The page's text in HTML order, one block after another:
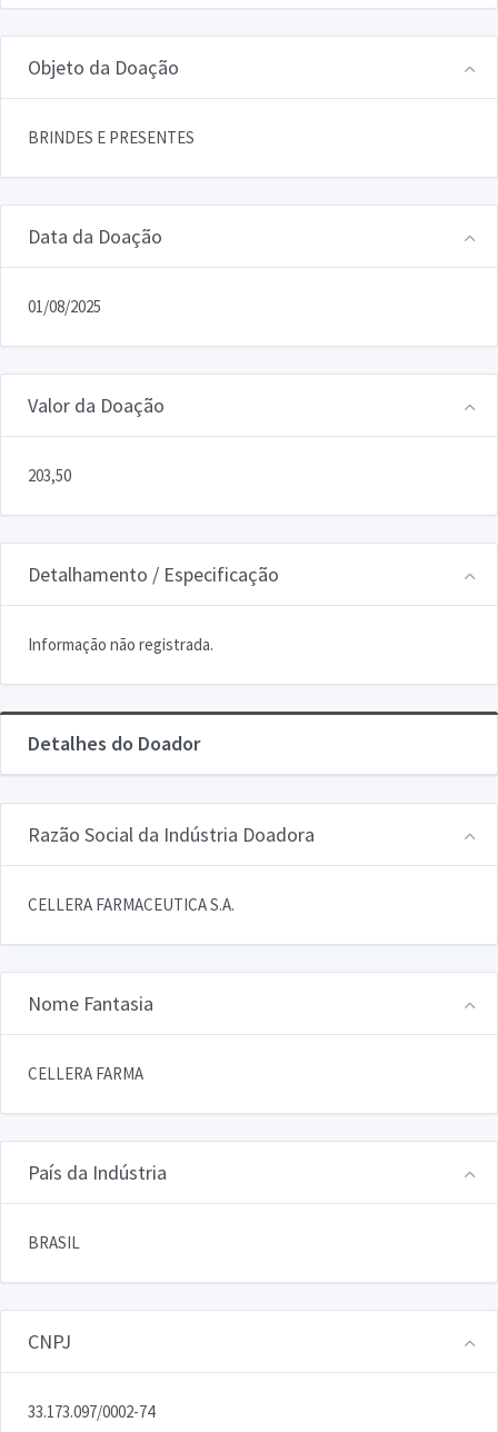
Objeto da Doação
BRINDES E PRESENTES
Data da Doação
01/08/2025
Valor da Doação
203,50
Detalhamento / Especificação
Informação não registrada.
Detalhes do Doador
Razão Social da Indústria Doadora
CELLERA FARMACEUTICA S.A.
Nome Fantasia
CELLERA FARMA
País da Indústria
BRASIL
CNPJ
33.173.097/0002-74